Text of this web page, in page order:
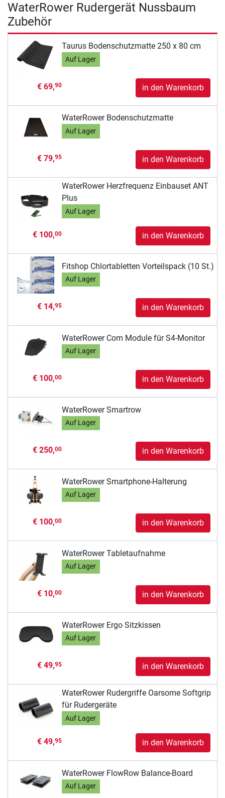
WaterRower Rudergerät Nussbaum
Zubehör
Taurus Bodenschutzmatte 250 x 80 cm
Auf Lager
€ 69,90 in den Warenkorb
WaterRower Bodenschutzmatte
Auf Lager
€ 79,95 in den Warenkorb
WaterRower Herzfrequenz Einbauset ANT
Plus
Auf Lager
€ 100,00 in den Warenkorb
Fitshop Chlortabletten Vorteilspack (10 St.)
Auf Lager
€ 14,95 in den Warenkorb
WaterRower Com Module für S4-Monitor
Auf Lager
€ 100,00 in den Warenkorb
WaterRower Smartrow
Auf Lager
€ 250,00 in den Warenkorb
WaterRower Smartphone-Halterung
Auf Lager
€ 100,00 in den Warenkorb
WaterRower Tabletaufnahme
Auf Lager
€ 10,00 in den Warenkorb
WaterRower Ergo Sitzkissen
Auf Lager
€ 49,95 in den Warenkorb
WaterRower Rudergriffe Oarsome Softgrip
für Rudergeräte
Auf Lager
€ 49,95 in den Warenkorb
WaterRower FlowRow Balance-Board
Auf Lager